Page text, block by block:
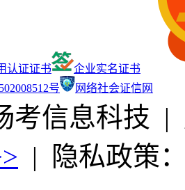
认证证书
企业实名证书
号 网络社会证信网
考信息科技 |
| 隐私政策